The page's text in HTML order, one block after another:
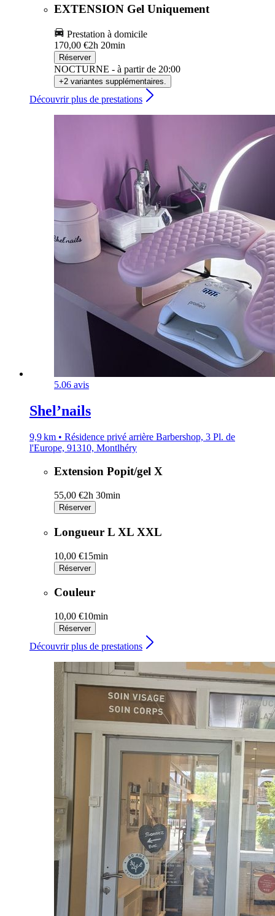
EXTENSION Gel Uniquement
Prestation à domicile
170,00 €2h 20min
Réserver
NOCTURNE - à partir de 20:00
+2 variantes supplémentaires.
Découvrir plus de prestations
5.06 avis
Shel’nails
9,9 km • Résidence privé arrière Barbershop, 3 Pl. de
l'Europe, 91310, Montlhéry
Extension Popit/gel X
55,00 €2h 30min
Réserver
Longueur L XL XXL
10,00 €15min
Réserver
Couleur
10,00 €10min
Réserver
Découvrir plus de prestations